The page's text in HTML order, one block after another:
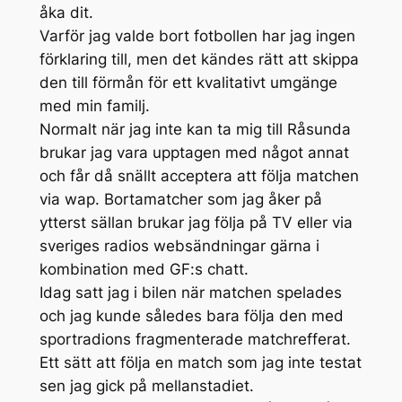
åka dit.
Varför jag valde bort fotbollen har jag ingen
förklaring till, men det kändes rätt att skippa
den till förmån för ett kvalitativt umgänge
med min familj.
Normalt när jag inte kan ta mig till Råsunda
brukar jag vara upptagen med något annat
och får då snällt acceptera att följa matchen
via wap. Bortamatcher som jag åker på
ytterst sällan brukar jag följa på TV eller via
sveriges radios websändningar gärna i
kombination med GF:s chatt.
Idag satt jag i bilen när matchen spelades
och jag kunde således bara följa den med
sportradions fragmenterade matchrefferat.
Ett sätt att följa en match som jag inte testat
sen jag gick på mellanstadiet.